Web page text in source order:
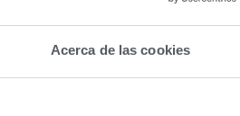
Acerca de las cookies
Añadir al carrito